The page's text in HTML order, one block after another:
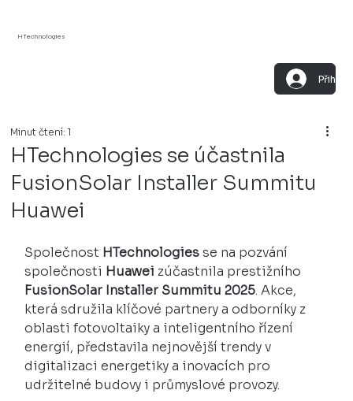
HTechnologies
HTechnologies se účastnila
FusionSolar Installer Summitu
Huawei
Minut čtení: 1
Společnost HTechnologies se na pozvání
společnosti Huawei zúčastnila prestižního
FusionSolar Installer Summitu 2025. Akce,
která sdružila klíčové partnery a odborníky z
oblasti fotovoltaiky a inteligentního řízení
energií, představila nejnovější trendy v
digitalizaci energetiky a inovacích pro
udržitelné budovy i průmyslové provozy.